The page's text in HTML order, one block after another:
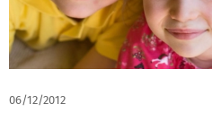
06/12/2012